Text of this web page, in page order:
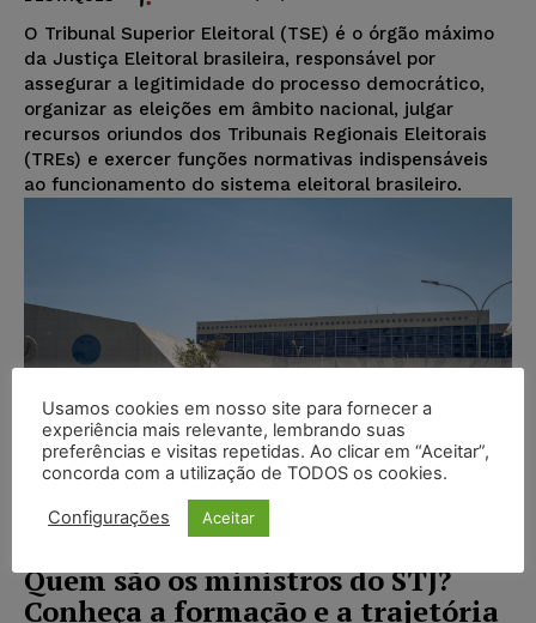
O Tribunal Superior Eleitoral (TSE) é o órgão máximo
da Justiça Eleitoral brasileira, responsável por
assegurar a legitimidade do processo democrático,
organizar as eleições em âmbito nacional, julgar
recursos oriundos dos Tribunais Regionais Eleitorais
(TREs) e exercer funções normativas indispensáveis
ao funcionamento do sistema eleitoral brasileiro.
Quem são os ministros do STJ?
Conheça a formação e a trajetória
Usamos cookies em nosso site para fornecer a
experiência mais relevante, lembrando suas
preferências e visitas repetidas. Ao clicar em “Aceitar”,
concorda com a utilização de TODOS os cookies.
Configurações Aceitar